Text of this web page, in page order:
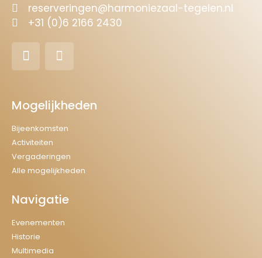
reserveringen@harmoniezaal-tegelen.nl
+31 (0)6 2166 2430
Mogelijkheden
Bijeenkomsten
Activiteiten
Vergaderingen
Alle mogelijkheden
Navigatie
Evenementen
Historie
Multimedia